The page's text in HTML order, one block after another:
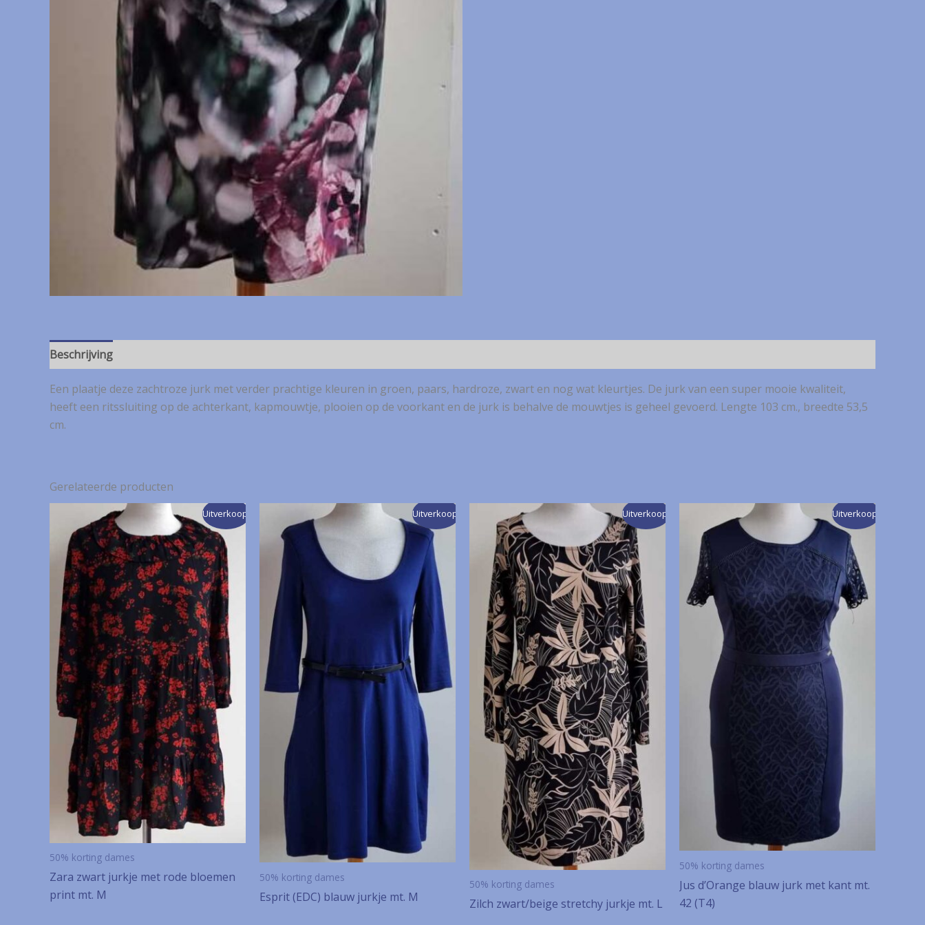
Beschrijving
Een plaatje deze zachtroze jurk met verder prachtige kleuren in groen, paars, hardroze, zwart en nog wat kleurtjes. De jurk van een super mooie kwaliteit,
heeft een ritssluiting op de achterkant, kapmouwtje, plooien op de voorkant en de jurk is behalve de mouwtjes is geheel gevoerd. Lengte 103 cm., breedte 53,5
cm.
Gerelateerde producten
Uitverkoop!
50% korting dames
Zara zwart jurkje met rode bloemen
print mt. M
Uitverkoop!
50% korting dames
Esprit (EDC) blauw jurkje mt. M
Uitverkoop!
50% korting dames
Zilch zwart/beige stretchy jurkje mt. L
Uitverkoop!
50% korting dames
Jus d’Orange blauw jurk met kant mt.
42 (T4)